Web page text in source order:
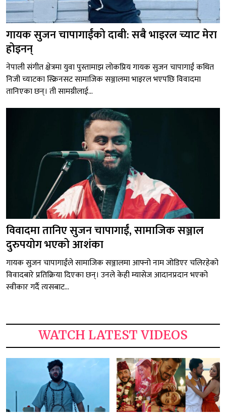
गायक सुजन चापागाईंको दाबी: सबै भाइरल च्याट मेरा
होइनन्
नेपाली संगीत क्षेत्रमा युवा पुस्तामाझ लोकप्रिय गायक सुजन चापागाईं कथित
निजी च्याटका स्क्रिनसट सामाजिक सञ्जालमा भाइरल भएपछि विवादमा
तानिएका छन्। ती सामग्रीलाई...
विवादमा तानिए सुजन चापागाईं, सामाजिक सञ्जाल
दुरुपयोग भएको आशंका
गायक सुजन चापागाईंले सामाजिक सञ्जालमा आफ्नो नाम जोडिएर चलिरहेको
विवादबारे प्रतिक्रिया दिएका छन्। उनले केही म्यासेज आदानप्रदान भएको
स्वीकार गर्दै त्यसबाट...
WATCH LATEST VIDEOS